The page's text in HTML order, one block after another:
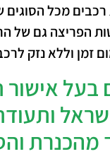
מכל הסוגים
הפריצה גם של
זמן וללא נזק
בעל אישור
מהכנרת